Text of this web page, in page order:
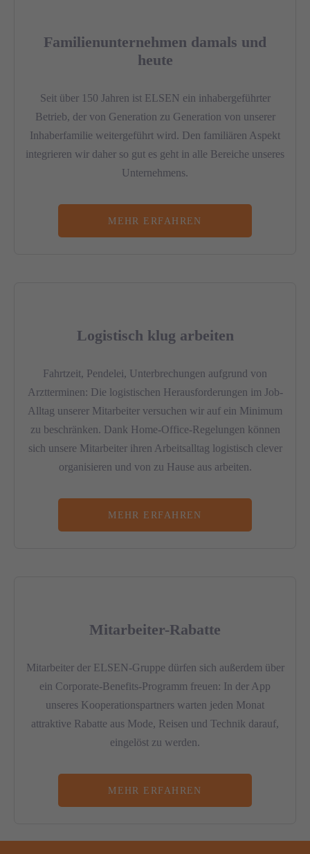
Familienunternehmen damals und
heute
Seit über 150 Jahren ist ELSEN ein inhabergeführter
Betrieb, der von Generation zu Generation von unserer
Inhaberfamilie weitergeführt wird. Den familiären Aspekt
integrieren wir daher so gut es geht in alle Bereiche unseres
Unternehmens.
MEHR ERFAHREN
Logistisch klug arbeiten
Fahrtzeit, Pendelei, Unterbrechungen aufgrund von
Arztterminen: Die logistischen Herausforderungen im Job-
Alltag unserer Mitarbeiter versuchen wir auf ein Minimum
zu beschränken. Dank Home-Office-Regelungen können
sich unsere Mitarbeiter ihren Arbeitsalltag logistisch clever
organisieren und von zu Hause aus arbeiten.
MEHR ERFAHREN
Mitarbeiter-Rabatte
Mitarbeiter der ELSEN-Gruppe dürfen sich außerdem über
ein Corporate-Benefits-Programm freuen: In der App
unseres Kooperationspartners warten jeden Monat
attraktive Rabatte aus Mode, Reisen und Technik darauf,
eingelöst zu werden.
MEHR ERFAHREN